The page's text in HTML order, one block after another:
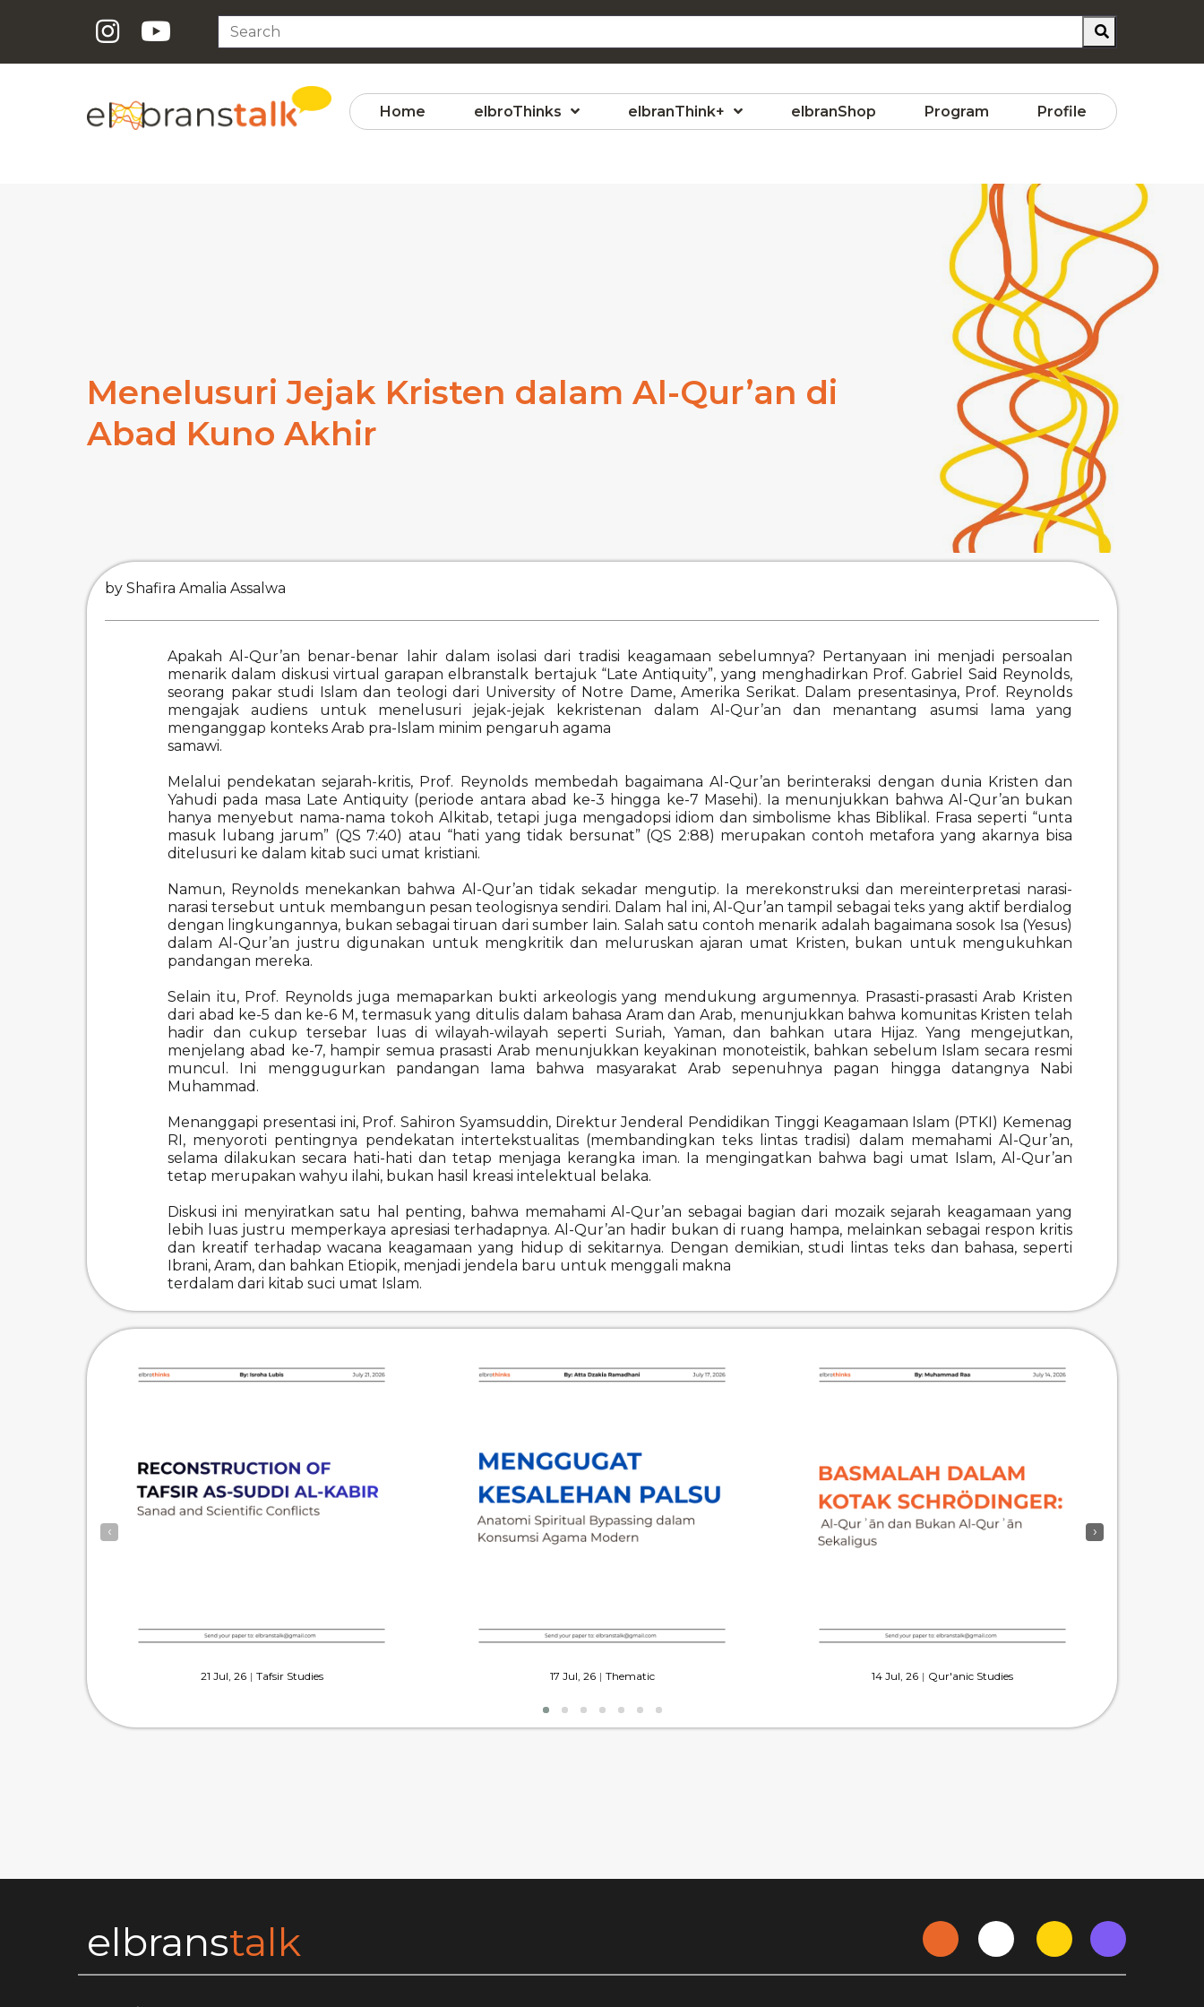
Home elbroThinks elbranThink+ elbranShop Program Profile
Menelusuri Jejak Kristen dalam Al-Qur’an di
Abad Kuno Akhir
by Shafira Amalia Assalwa
Apakah Al-Qur’an benar-benar lahir dalam isolasi dari tradisi keagamaan sebelumnya? Pertanyaan ini menjadi persoalan
menarik dalam diskusi virtual garapan elbranstalk bertajuk “Late Antiquity”, yang menghadirkan Prof. Gabriel Said Reynolds,
seorang pakar studi Islam dan teologi dari University of Notre Dame, Amerika Serikat. Dalam presentasinya, Prof. Reynolds
mengajak audiens untuk menelusuri jejak-jejak kekristenan dalam Al-Qur’an dan menantang asumsi lama yang
menganggap konteks Arab pra-Islam minim pengaruh agama
samawi.
Melalui pendekatan sejarah-kritis, Prof. Reynolds membedah bagaimana Al-Qur’an berinteraksi dengan dunia Kristen dan
Yahudi pada masa Late Antiquity (periode antara abad ke-3 hingga ke-7 Masehi). Ia menunjukkan bahwa Al-Qur’an bukan
hanya menyebut nama-nama tokoh Alkitab, tetapi juga mengadopsi idiom dan simbolisme khas Biblikal. Frasa seperti “unta
masuk lubang jarum” (QS 7:40) atau “hati yang tidak bersunat” (QS 2:88) merupakan contoh metafora yang akarnya bisa
ditelusuri ke dalam kitab suci umat kristiani.
Namun, Reynolds menekankan bahwa Al-Qur’an tidak sekadar mengutip. Ia merekonstruksi dan mereinterpretasi narasi-
narasi tersebut untuk membangun pesan teologisnya sendiri. Dalam hal ini, Al-Qur’an tampil sebagai teks yang aktif berdialog
dengan lingkungannya, bukan sebagai tiruan dari sumber lain. Salah satu contoh menarik adalah bagaimana sosok Isa (Yesus)
dalam Al-Qur’an justru digunakan untuk mengkritik dan meluruskan ajaran umat Kristen, bukan untuk mengukuhkan
pandangan mereka.
Selain itu, Prof. Reynolds juga memaparkan bukti arkeologis yang mendukung argumennya. Prasasti-prasasti Arab Kristen
dari abad ke-5 dan ke-6 M, termasuk yang ditulis dalam bahasa Aram dan Arab, menunjukkan bahwa komunitas Kristen telah
hadir dan cukup tersebar luas di wilayah-wilayah seperti Suriah, Yaman, dan bahkan utara Hijaz. Yang mengejutkan,
menjelang abad ke-7, hampir semua prasasti Arab menunjukkan keyakinan monoteistik, bahkan sebelum Islam secara resmi
muncul. Ini menggugurkan pandangan lama bahwa masyarakat Arab sepenuhnya pagan hingga datangnya Nabi
Muhammad.
Menanggapi presentasi ini, Prof. Sahiron Syamsuddin, Direktur Jenderal Pendidikan Tinggi Keagamaan Islam (PTKI) Kemenag
RI, menyoroti pentingnya pendekatan intertekstualitas (membandingkan teks lintas tradisi) dalam memahami Al-Qur’an,
selama dilakukan secara hati-hati dan tetap menjaga kerangka iman. Ia mengingatkan bahwa bagi umat Islam, Al-Qur’an
tetap merupakan wahyu ilahi, bukan hasil kreasi intelektual belaka.
Diskusi ini menyiratkan satu hal penting, bahwa memahami Al-Qur’an sebagai bagian dari mozaik sejarah keagamaan yang
lebih luas justru memperkaya apresiasi terhadapnya. Al-Qur’an hadir bukan di ruang hampa, melainkan sebagai respon kritis
dan kreatif terhadap wacana keagamaan yang hidup di sekitarnya. Dengan demikian, studi lintas teks dan bahasa, seperti
Ibrani, Aram, dan bahkan Etiopik, menjadi jendela baru untuk menggali makna
terdalam dari kitab suci umat Islam.
21 Jul, 26 | Tafsir Studies 17 Jul, 26 | Thematic 14 Jul, 26 | Qur'anic Studies
‹ ›
elbranstalk